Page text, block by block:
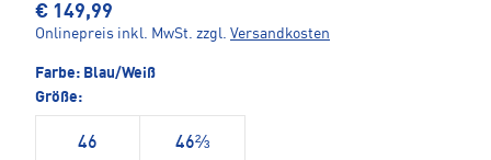
€ 149,99
Onlinepreis inkl. MwSt. zzgl. Versandkosten
Farbe: Blau/Weiß
Größe:
46 46⅔